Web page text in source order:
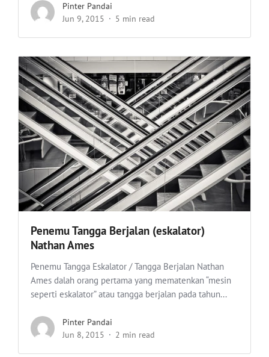
Pinter Pandai
Jun 9, 2015
5 min read
Penemu Tangga Berjalan (eskalator)
Nathan Ames
Penemu Tangga Eskalator / Tangga Berjalan Nathan
Ames dalah orang pertama yang mematenkan “mesin
seperti eskalator” atau tangga berjalan pada tahun...
Pinter Pandai
Jun 8, 2015
2 min read